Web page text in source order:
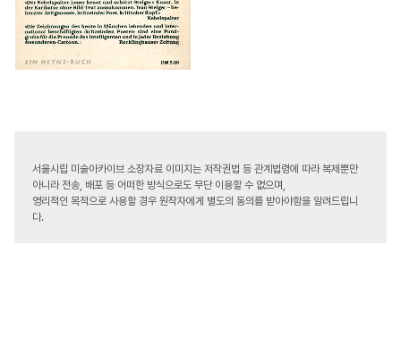
서울시립 미술아카이브 소장자료 이미지는 저작권법 등 관계법령에 따라 복제뿐만
아니라 전송, 배포 등 어떠한 방식으로도 무단 이용할 수 없으며,
영리적인 목적으로 사용할 경우 원작자에게 별도의 동의를 받아야함을 알려드립니
다.